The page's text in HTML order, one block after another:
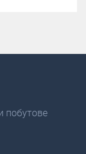
побутове